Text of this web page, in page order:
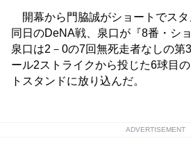
開幕から門脇誠がショートでスタ
同日のDeNA戦、泉口が『8番・シ
泉口は2－0の7回無死走者なしの第
ール2ストライクから投じた6球目
トスタンドに放り込んだ。
ADVERTISEMENT